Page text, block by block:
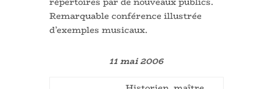
Remarquable conférence illustrée
d’exemples musicaux.
11 mai 2006